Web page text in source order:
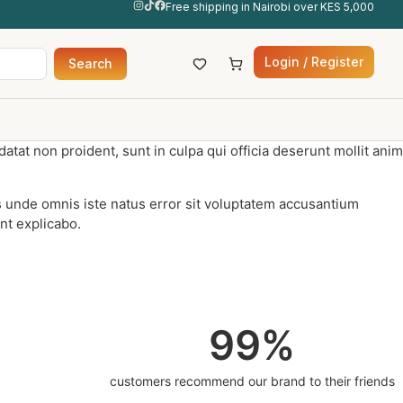
Free shipping in Nairobi over KES 5,000
Search Login / Register
non proident, sunt in culpa qui officia deserunt mollit anim
omnis iste natus error sit voluptatem accusantium
explicabo.
customers recommend our brand to their friends
99%